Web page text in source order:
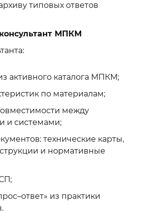
типовых ответов
МПКМ
активного каталога МПКМ;
по материалам;
между
и системами;
технические карты,
и нормативные
из практики